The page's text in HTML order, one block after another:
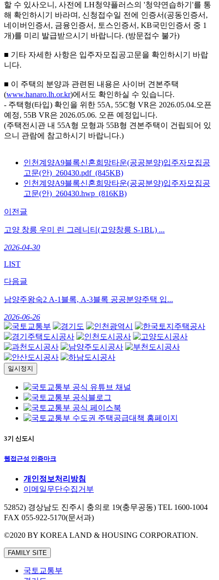
할 수 있사오니, 사전에 LH청약플러스의 '청약연습하기'를 통
해 확인하시기 바라며, 신청접수일 전에 인증서(공동인증서,
네이버인증서, 금융인증서, 토스인증서, KB국민인증서 중 1
개)를 미리 발급받으시기 바랍니다. (방문접수 불가)
■ 기타 자세한 사항은 입주자모집공고문을 확인하시기 바랍
니다.
■ 이 주택의 분양과 관련된 내용은 사이버 견본주택
(www.hanaro.lh.or.kr)에서도 확인하실 수 있습니다.
- 주택형(타입) 확인을 위한 55A, 55C형 VR은 2026.05.04.오픈
예정, 55B VR은 2026.05.06. 오픈 예정입니다.
(주택전시관 내 55A형 모형과 55B형 견본주택이 건립되어 있
으니 관람에 참고하시기 바랍니다.)
인천계양A9블록신혼희망타운(공공분양)입주자모집공
고문(안)_260430.pdf (845KB)
인천계양A9블록신혼희망타운(공공분양)입주자모집공
고문(안)_260430.hwp (816KB)
이전글
고양 창릉 우미 린 그레니티(고양창릉 S-1BL) ...
2026-04-30
LIST
다음글
남양주왕숙2 A-1블록, A-3블록 공공분양주택 입...
2026-06-26
일시정지
3기 신도시
웹접근성 인증마크
개인정보처리방침
이메일무단수집거부
52852) 경상남도 진주시 충의로 19(충무공동) TEL 1600-1004
FAX 055-922-5170(문서과)
©2020 BY KOREA LAND & HOUSING CORPORATION.
FAMILY SITE
국토교통부